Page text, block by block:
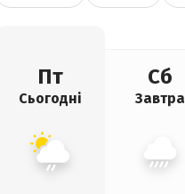
Пт
Сьогодні
Сб
Завтра